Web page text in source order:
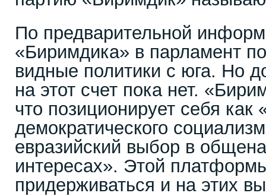
По предварительной
«Биримдика» в парламент
видные политики с юга. Но
на этот счет пока нет.
что позиционирует себя как
демократического
евразийский выбор в
интересах». Этой
придерживаться и на этих